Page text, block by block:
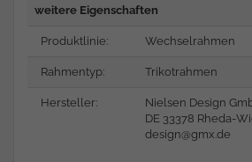
weitere Eigenschaften
Produktlinie: Wechselrahmen
Rahmentyp: Trikotrahmen
Hersteller:
Nielsen Design
DE 33378 Rheda-
design@gmx.de